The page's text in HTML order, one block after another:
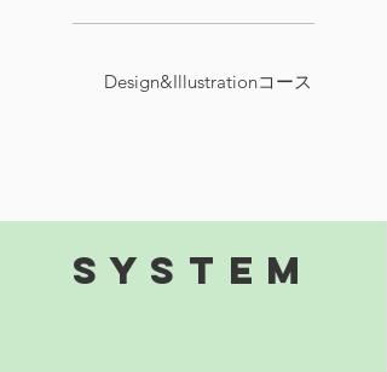
Design&Illustrationコース
​System